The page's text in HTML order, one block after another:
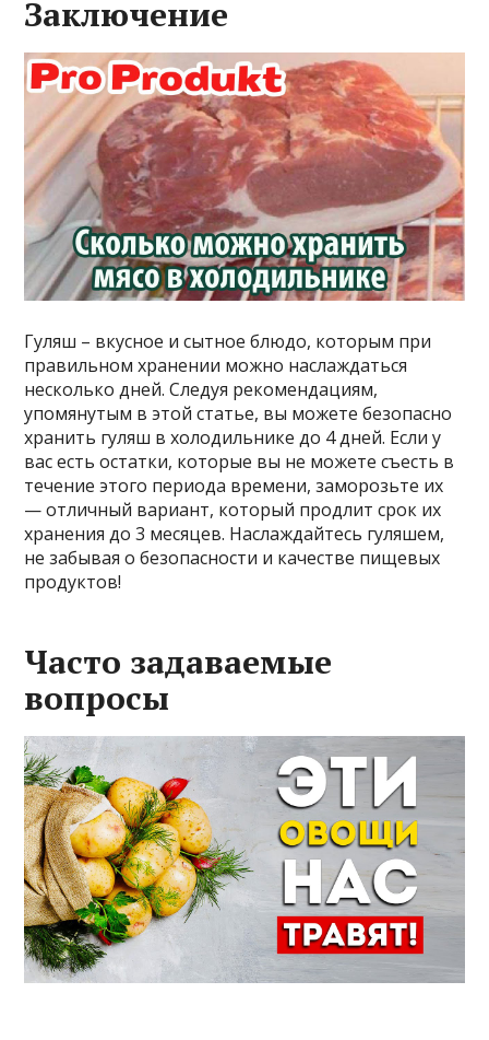
Заключение
Гуляш – вкусное и сытное блюдо, которым при
правильном хранении можно наслаждаться
несколько дней. Следуя рекомендациям,
упомянутым в этой статье, вы можете безопасно
хранить гуляш в холодильнике до 4 дней. Если у
вас есть остатки, которые вы не можете съесть в
течение этого периода времени, заморозьте их
— отличный вариант, который продлит срок их
хранения до 3 месяцев. Наслаждайтесь гуляшем,
не забывая о безопасности и качестве пищевых
продуктов!
Часто задаваемые
вопросы